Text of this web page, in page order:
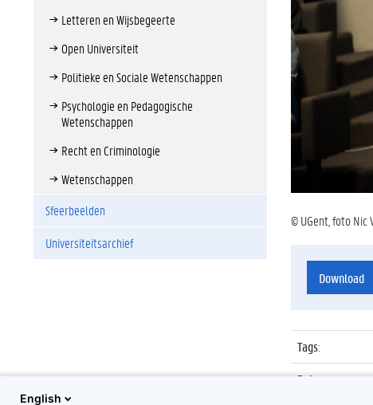
Letteren en Wijsbegeerte
Open Universiteit
Politieke en Sociale Wetenschappen
Psychologie en Pedagogische
Wetenschappen
Recht en Criminologie
Wetenschappen
Sfeerbeelden
Universiteitsarchief
© UGent, foto Nic
Download
Tags:
Datum:
English